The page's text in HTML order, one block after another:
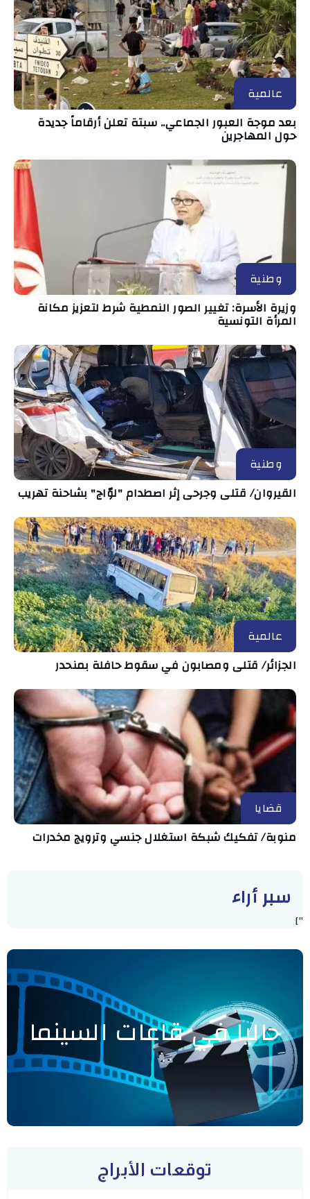
عالمية
بعد موجة العبور الجماعي.. سبتة تعلن أرقاماً جديدة
حول المهاجرين
وطنية
وزيرة الأسرة: تغيير الصور النمطية شرط لتعزيز مكانة
المرأة التونسية
وطنية
القيروان/ قتلى وجرحى إثر اصطدام "لوّاج" بشاحنة تهريب
عالمية
الجزائر/ قتلى ومصابون في سقوط حافلة بمنحدر
قضايا
منوبة/ تفكيك شبكة استغلال جنسي وترويج مخدرات
سبر أراء
"]
حاليا في قاعات السينما
توقعات الأبراج